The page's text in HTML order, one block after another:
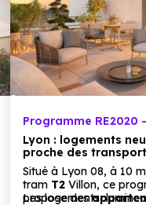
Programme RE2020
Lyon : logements
proche des
Situé à Lyon 08, à 10
tram T2 Villon, ce
propose des
Les logements,